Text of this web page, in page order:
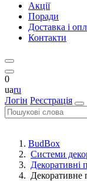
Акції
Поради
Доставка і
Контакти
0
uaru
Логін Реєстрація
BudBox
Системи
Декоративні
Декоративне